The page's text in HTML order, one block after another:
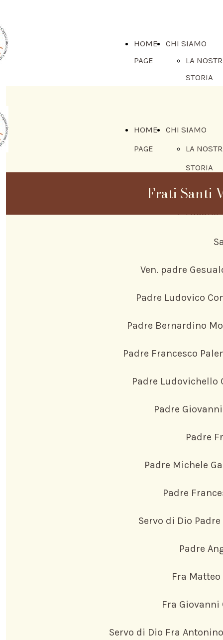
HOME
PAGE
CHI SIAMO
LA
STORIA
E IL
DI
I NOSTRI
E SERVI
HOME
PAGE
CHI SIAMO
LA
STORIA
IL
DI
E SERVI
Frati Santi
Ven. padre
Padre Ludovico
Padre Bernardino
Padre Francesco
Padre Ludovichello
Padre
Padre
Padre Michele
Padre
Servo di Dio
Padre
Fra
Fra Giovanni
Servo di Dio Fra